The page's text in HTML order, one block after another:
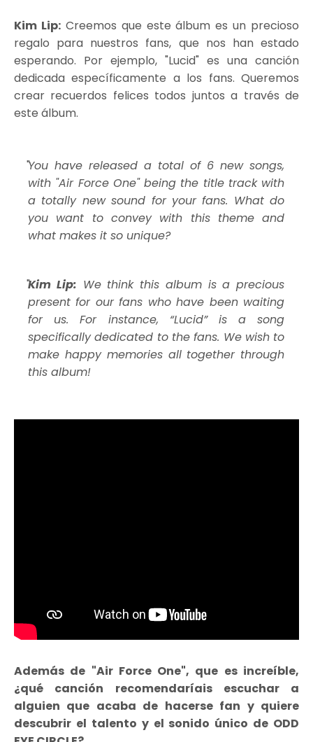
Kim Lip:Creemos que este álbum es un precioso
regalo para nuestros fans, que nos han estado
esperando. Por ejemplo, "Lucid" es una canción
dedicada específicamente a los fans. Queremos
crear recuerdos felices todos juntos a través de
este álbum.
You have released a total of 6 new songs,
with "Air Force One" being the title track with
a totally new sound for your fans. What do
you want to convey with this theme and
what makes it so unique?
Kim Lip: We think this album is a precious
present for our fans who have been waiting
for us. For instance, “Lucid” is a song
specifically dedicated to the fans. We wish to
make happy memories all together through
this album!
Además de "Air Force One", que es increíble,
¿qué canción recomendaríais escuchar a
alguien que acaba de hacerse fan y quiere
descubrir el talento y el sonido único de ODD